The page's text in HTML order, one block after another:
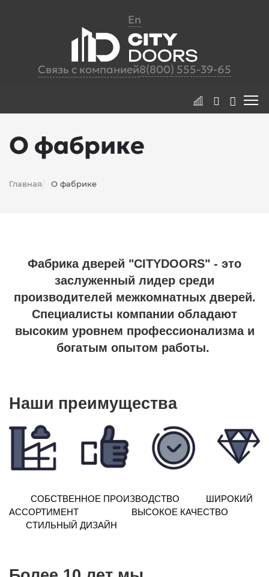
En
Связь с компанией8(800) 555-39-65
О фабрике
Главная/ О фабрике
Фабрика дверей "CITYDOORS" - это
заслуженный лидер среди
производителей межкомнатных дверей.
Специалисты компании обладают
высоким уровнем профессионализма и
богатым опытом работы.
Наши преимущества
СОБСТВЕННОЕ ПРОИЗВОДСТВО ШИРОКИЙ
АССОРТИМЕНТ ВЫСОКОЕ КАЧЕСТВО
СТИЛЬНЫЙ ДИЗАЙН